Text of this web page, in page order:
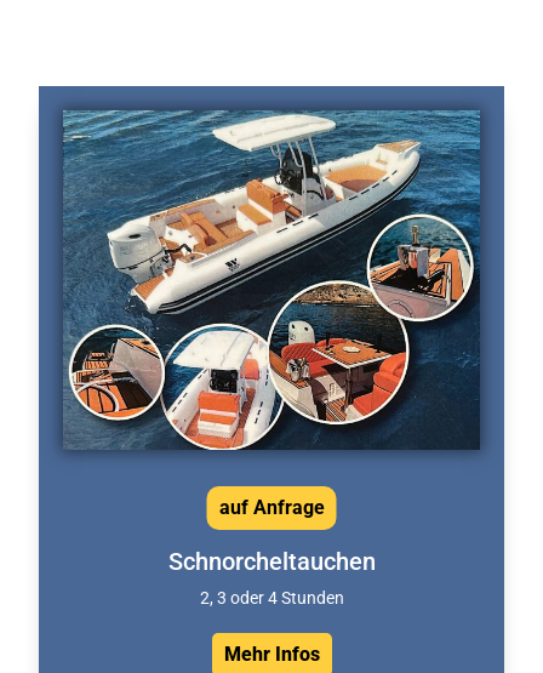
Schnorcheltauchen
2, 3 oder 4 Stunden
Mehr Infos
auf Anfrage